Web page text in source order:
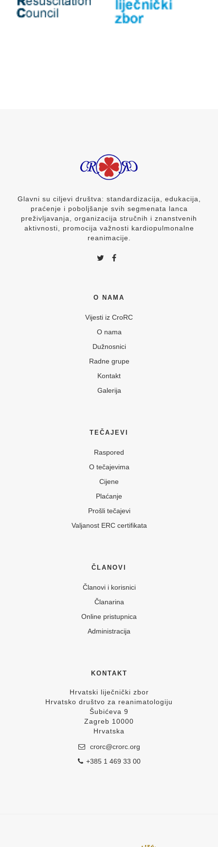
Glavni su ciljevi društva: standardizacija, edukacija,
praćenje i poboljšanje svih segmenata lanca
preživljavanja, organizacija stručnih i znanstvenih
aktivnosti, promocija važnosti kardiopulmonalne
reanimacije.
O NAMA
Vijesti iz CroRC
O nama
Dužnosnici
Radne grupe
Kontakt
Galerija
TEČAJEVI
Raspored
O tečajevima
Cijene
Plaćanje
Prošli tečajevi
Valjanost ERC certifikata
ČLANOVI
Članovi i korisnici
Članarina
Online pristupnica
Administracija
KONTAKT
Hrvatski liječnički zbor
Hrvatsko društvo za reanimatologiju
Šubićeva 9
Zagreb 10000
Hrvatska
crorc@crorc.org
+385 1 469 33 00